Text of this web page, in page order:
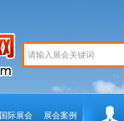
国际展会 展会案例